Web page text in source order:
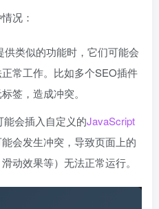
况：
供类似的功能时，它们可能会
常工作。比如多个SEO插件
签，造成冲突。
能会插入自定义的JavaScript
会发生冲突，导致页面上的
动效果等）无法正常运行。